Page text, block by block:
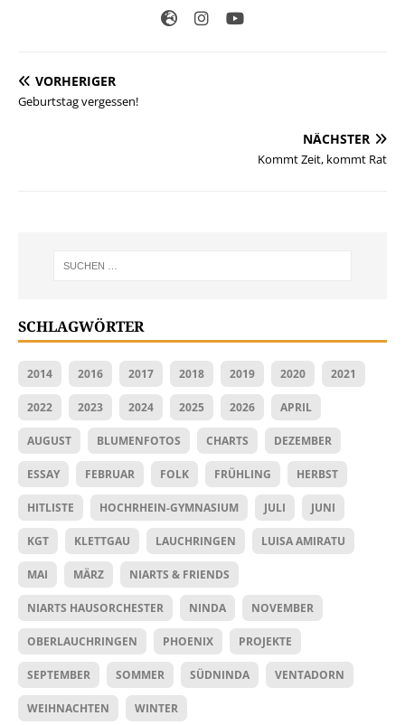
VORHERIGER
Geburtstag vergessen!
NÄCHSTER
Kommt Zeit, kommt Rat
SCHLAGWÖRTER
2014 2016 2017 2018 2019 2020 2021
2022 2023 2024 2025 2026 APRIL
AUGUST BLUMENFOTOS CHARTS DEZEMBER
ESSAY FEBRUAR FOLK FRÜHLING HERBST
HITLISTE HOCHRHEIN-GYMNASIUM JULI JUNI
KGT KLETTGAU LAUCHRINGEN LUISA AMIRATU
MAI MÄRZ NIARTS & FRIENDS
NIARTS HAUSORCHESTER NINDA NOVEMBER
OBERLAUCHRINGEN PHOENIX PROJEKTE
SEPTEMBER SOMMER SÜDNINDA VENTADORN
WEIHNACHTEN WINTER